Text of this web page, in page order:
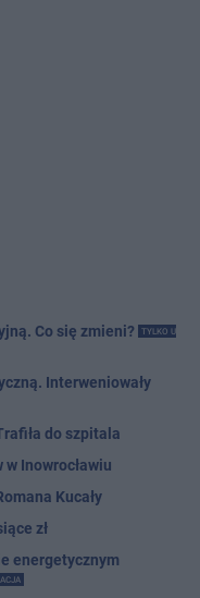
Co się zmieni?
TYLKO U
Interweniowały
do szpitala
Inowrocławiu
Kucały
zł
energetycznym